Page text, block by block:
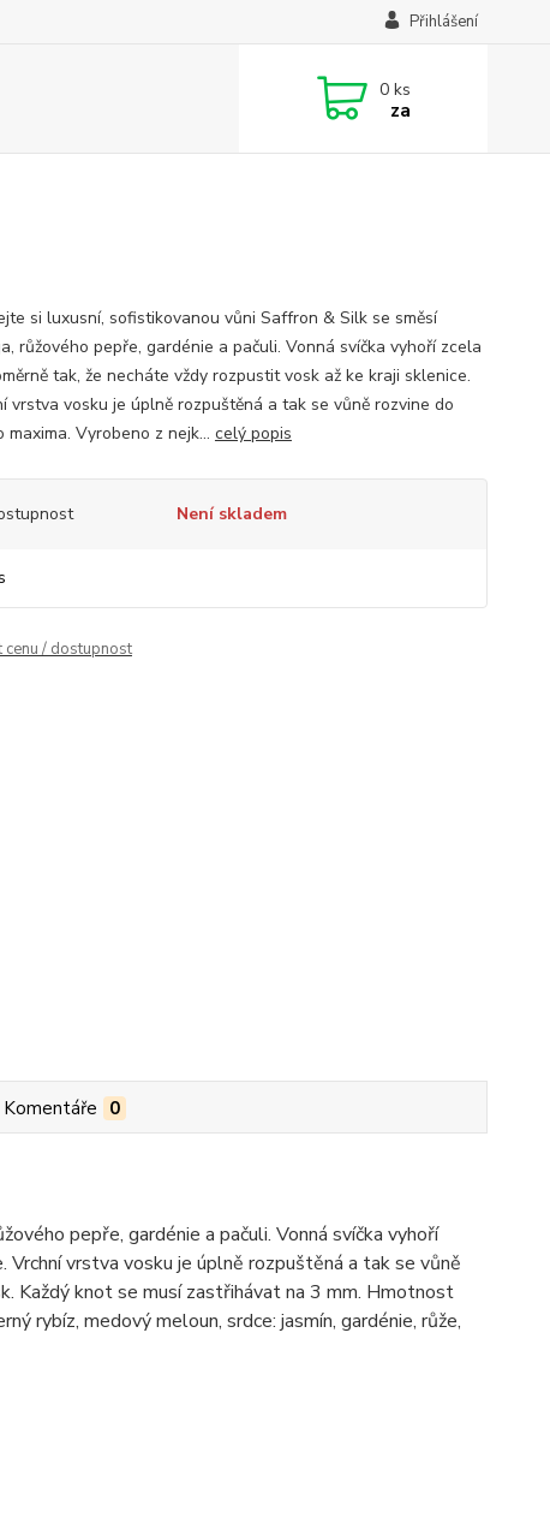
Přihlášení
0 ks
za
si luxusní, sofistikovanou vůni Saffron & Silk se směsí
růžového pepře, gardénie a pačuli. Vonná svíčka vyhoří zcela
tak, že necháte vždy rozpustit vosk až ke kraji sklenice.
vrstva vosku je úplně rozpuštěná a tak se vůně rozvine do
maxima. Vyrobeno z nejk... celý popis
Není skladem
cenu / dostupnost
Komentáře 0
pepře, gardénie a pačuli. Vonná svíčka vyhoří
vrstva vosku je úplně rozpuštěná a tak se vůně
Každý knot se musí zastřihávat na 3 mm. Hmotnost
rybíz, medový meloun, srdce: jasmín, gardénie, růže,